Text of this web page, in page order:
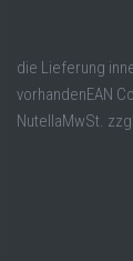
die Lieferung
vorhandenEAN
NutellaMwSt.